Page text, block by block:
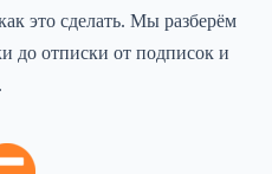
это сделать. Мы разберём
до отписки от подписок и